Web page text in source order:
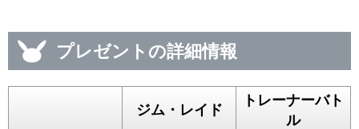
プレゼントの詳細情報
ジム・レイド
トレーナーバト
ル